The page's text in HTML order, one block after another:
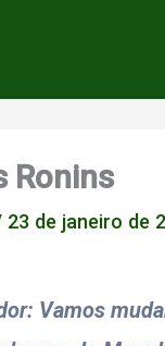
Ronins
23 de janeiro de
: Vamos